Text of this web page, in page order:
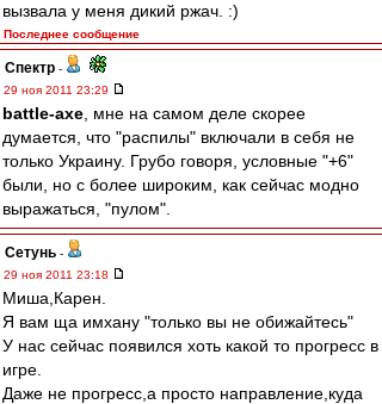
вызвала у меня дикий ржач. :)
Последнее сообщение
Спектр -
29 ноя 2011 23:29
battle-axe , мне на самом деле скорее
думается, что "распилы" включали в себя не
только Украину. Грубо говоря, условные "+6"
были, но с более широким, как сейчас модно
выражаться, "пулом".
Сетунь -
29 ноя 2011 23:18
Миша,Карен.
Я вам ща имхану "только вы не обижайтесь"
У нас сейчас появился хоть какой то прогресс в
игре.
Даже не прогресс,а просто направление,куда